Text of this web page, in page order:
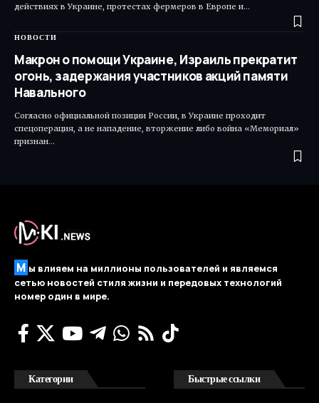
действиях в Украине, протестах фермеров в Европе и…
НОВОСТИ
Макрон о помощи Украине, Израиль прекратит
огонь, задержания участников акций памяти
Навального
Согласно официальной позиции России, в Украине проходит
спецоперация, а не нападение, вторжение либо война «Мемориал»
признан…
М ы влияем на миллионы пользователей и являемся
сетью новостей стиля жизни и передовых технологий
номер один в мире.
Категории Быстрые ссылки